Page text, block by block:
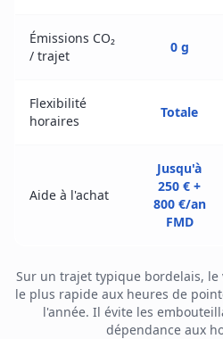
Émissions CO₂
/ trajet
0 g
Flexibilité
horaires
Totale
Aide à l'achat
Jusqu'à
250 € +
800 €/an
FMD
Sur un trajet typique bordelais,
le plus rapide aux heures de
l'année. Il évite les
dépendance aux